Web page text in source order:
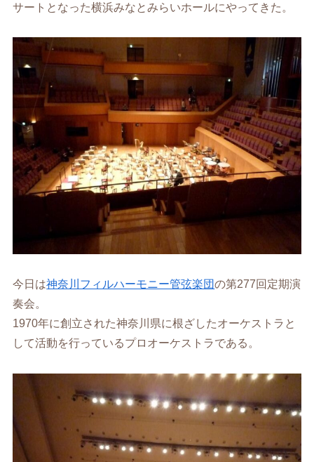
サートとなった横浜みなとみらいホールにやってきた。
今日は神奈川フィルハーモニー管弦楽団の第277回定期演
奏会。
1970年に創立された神奈川県に根ざしたオーケストラと
して活動を行っているプロオーケストラである。